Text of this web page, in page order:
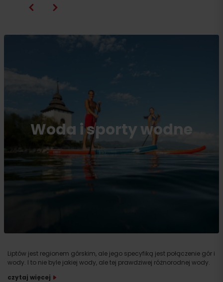
Woda i sporty wodne
Liptów jest regionem górskim, ale jego specyfiką jest połączenie gór i
wody. I to nie byle jakiej wody, ale tej prawdziwej różnorodnej wody.
czytaj więcej